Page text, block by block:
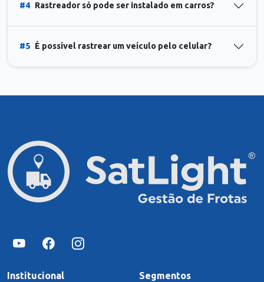
#4 Rastreador só pode ser instalado em carros?
#5 É possível rastrear um veículo pelo celular?
Institucional Segmentos